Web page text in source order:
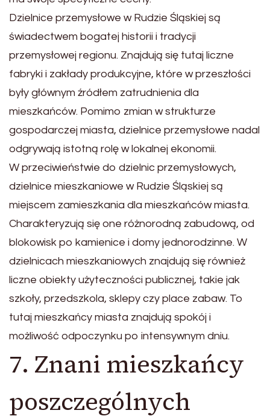
Dzielnice przemysłowe w Rudzie Śląskiej są
świadectwem bogatej historii i tradycji
przemysłowej regionu. Znajdują się tutaj liczne
fabryki i zakłady produkcyjne, które w przeszłości
były głównym źródłem zatrudnienia dla
mieszkańców. Pomimo zmian w strukturze
gospodarczej miasta, dzielnice przemysłowe nadal
odgrywają istotną rolę w lokalnej ekonomii.
W przeciwieństwie do dzielnic przemysłowych,
dzielnice mieszkaniowe w Rudzie Śląskiej są
miejscem zamieszkania dla mieszkańców miasta.
Charakteryzują się one różnorodną zabudową, od
blokowisk po kamienice i domy jednorodzinne. W
dzielnicach mieszkaniowych znajdują się również
liczne obiekty użyteczności publicznej, takie jak
szkoły, przedszkola, sklepy czy place zabaw. To
tutaj mieszkańcy miasta znajdują spokój i
możliwość odpoczynku po intensywnym dniu.
7. Znani mieszkańcy
poszczególnych